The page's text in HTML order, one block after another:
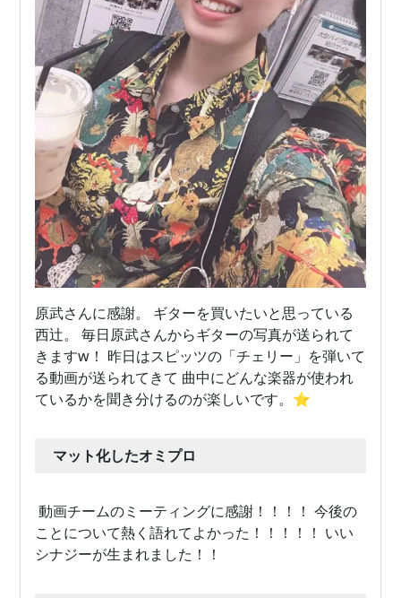
原武さんに感謝。 ギターを買いたいと思っている
西辻。 毎日原武さんからギターの写真が送られて
きますw！ 昨日はスピッツの「チェリー」を弾いて
る動画が送られてきて 曲中にどんな楽器が使われ
ているかを聞き分けるのが楽しいです。⭐️
マット化したオミプロ
動画チームのミーティングに感謝！！！！ 今後の
ことについて熱く語れてよかった！！！！！ いい
シナジーが生まれました！！